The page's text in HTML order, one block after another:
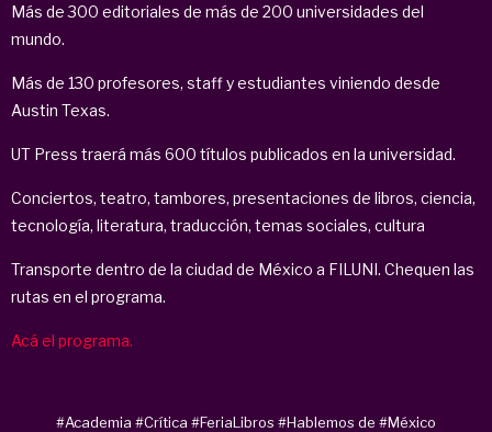
Más de 300 editoriales de más de 200 universidades del
mundo.
Más de 130 profesores, staff y estudiantes viniendo desde
Austin Texas.
UT Press traerá más 600 títulos publicados en la universidad.
Conciertos, teatro, tambores, presentaciones de libros, ciencia,
tecnología, literatura, traducción, temas sociales, cultura
Transporte dentro de la ciudad de México a FILUNI. Chequen las
rutas en el programa.
Acá el programa.
#Academia #Crítica #FeriaLibros #Hablemos de #México